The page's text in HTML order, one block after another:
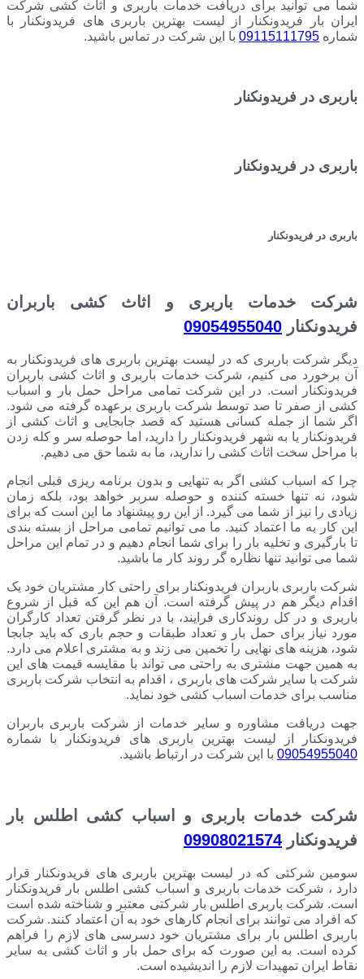
شما می توانید برای دریافت خدمات باربری و اثاث کشی شرکت
ایران بار فریدونکنار از لیست بهترین باربری های فریدونکنار با
شماره 09115111795 با این شرکت در تماس باشید.
باربری در فریدونکنار
باربری در فریدونکنار
باربری در فریدونکنار
شرکت خدمات باربری و اثاث کشی باربران
فریدونکنار 09054955040
دیگر شرکت باربری که در لیست بهترین باربری های فریدونکنار به
آن برخورد می کنیم، شرکت خدمات باربری و اثاث کشی باربران
فریدونکنار است. در این شرکت تمامی مراحل حمل بار و اسباب
کشی از صفر تا صد توسط شرکت باربری برعهده گرفته می شود.
اگر شما از جمله کسانی هستید که قصد جابجایی و اثاث کشی از
فریدونکنار یا به شهر فریدونکنار را دارید، اما حوصله سر و کله زدن
با مراحل سخت اثاث کشی را ندارید، ما به شما حق می دهیم.
چرا که اسباب کشی اگر به تنهایی و بدون برنامه ریزی قبلی انجام
شود، نه تنها خسته کننده و حوصله سربر خواهد بود، بلکه زمان
زیادی را نیز از شما می گیرد. از این رو پیشنهاد ما این است که برای
این کار به ما اعتماد کنید. ما می توانیم تمامی مراحل از بسته بندی
تا بارگیری و تخلیه بار را برای شما انجام دهیم و در تمام این مراحل
شما می توانید تنها نظاره گر روند کار ما باشید.
شرکت باربری باربران فریدونکنار برای راحتی کار مشتریان خود یک
اقدام دیگر هم در پیش گرفته است. آن هم این که قبل از شروع
باربری و در کل روندکاری فرایند، با در نظر گرفتن تعداد کارگران
مورد نیاز برای حمل بار و تعداد طبقات و حجم باری که باید جابجا
شود، هزینه های نهایی را تخمین می زند و به مشتری اعلام می دارد.
به همین جهت مشتری به راحتی می تواند با مقایسه قیمت های این
شرکت با سایر شرکت های باربری ، اقدام به انتخاب شرکت باربری
مناسب برای خدمات اسباب کشی خود نماید.
جهت دریافت مشاوره و سایر خدمات از شرکت باربری باربران
فریدونکنار از لیست بهترین باربری های فریدونکنار با شماره
09054955040 با این شرکت در ارتباط باشید.
شرکت خدمات باربری و اسباب کشی اطلس بار
فریدونکنار 09908021574
سومین شرکتی که در لیست بهترین باربری های فریدونکنار قرار
دارد ، شرکت خدمات باربری و اسباب کشی اطلس بار فریدونکنار
است. شرکت باربری اطلس بار شرکتی معتبر و شناخته شده است
که افراد می توانند برای انجام کارهای خود به آن اعتماد کنند. شرکت
باربری اطلس بار برای مشتریان خود دسرسی های لازم را فراهم
کرده است. به این صورت که برای حمل بار و اثاث کشی به سایر
نقاط ایران تمهیدات لازم را اندیشیده است.